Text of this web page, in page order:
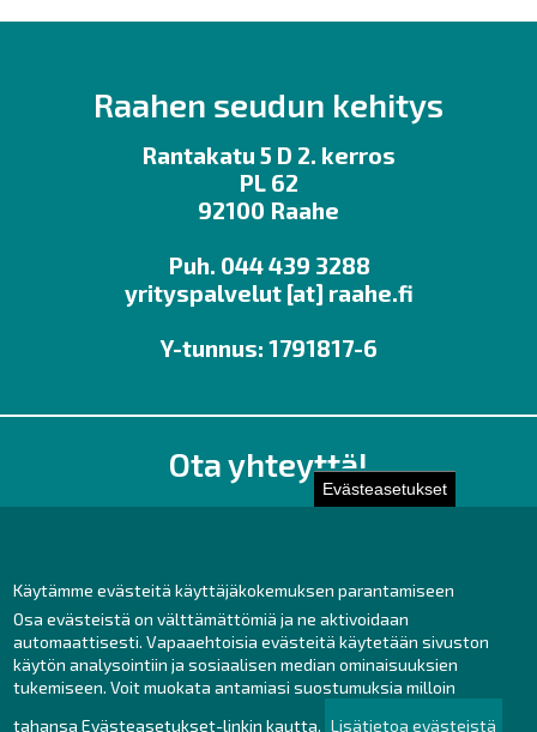
Evästeasetukset
Käytämme evästeitä käyttäjäkokemuksen parantamiseen
Osa evästeistä on välttämättömiä ja ne aktivoidaan
automaattisesti. Vapaaehtoisia evästeitä käytetään sivuston
käytön analysointiin ja sosiaalisen median ominaisuuksien
tukemiseen. Voit muokata antamiasi suostumuksia milloin
tahansa Evästeasetukset-linkin kautta. Lisätietoa evästeistä
Raahen seudun kehitys
Rantakatu 5 D 2. kerros
PL 62
92100 Raahe
Puh. 044 439 3288
yrityspalvelut[at] raahe.fi
Y-tunnus: 1791817-6
Ota yhteyttä!
Toimisto
Facebook
Instagram
LinkedIn